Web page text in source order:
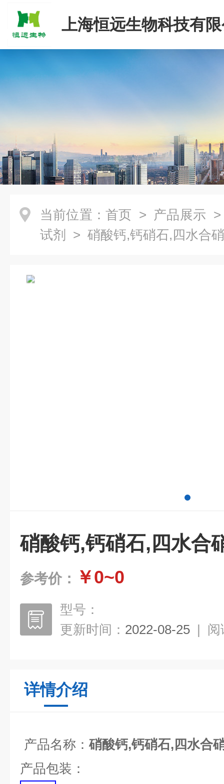
上海恒远生物科技有
当前位置： 首页 > 产品展示
试剂
> 硝酸钙,钙硝石,四水合
硝酸钙,钙硝石,四水合
参考价： ￥0~0
型号：
更新时间： 2022-08-25 | 阅
详情介绍
产品名称： 硝酸钙,钙硝石,四水合
产品包装：